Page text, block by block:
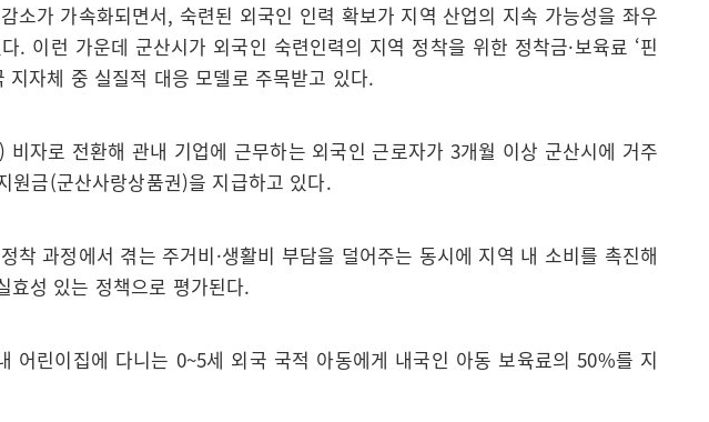
소가 가속화되면서, 숙련된 외국인 인력 확보가 지역 산업의 지속 가능성을 좌우
. 이런 가운데 군산시가 외국인 숙련인력의 지역 정착을 위한 정착금·보육료 ‘핀
지자체 중 실질적 대응 모델로 주목받고 있다.
비자로 전환해 관내 기업에 근무하는 외국인 근로자가 3개월 이상 군산시에 거주
원금(군산사랑상품권)을 지급하고 있다.
착 과정에서 겪는 주거비·생활비 부담을 덜어주는 동시에 지역 내 소비를 촉진해
효성 있는 정책으로 평가된다.
어린이집에 다니는 0~5세 외국 국적 아동에게 내국인 아동 보육료의 50%를 지